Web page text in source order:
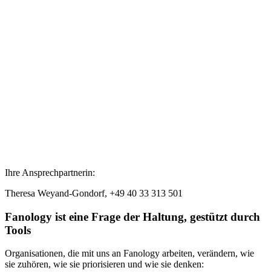
Ihre Ansprechpartnerin:
Theresa Weyand-Gondorf, +49 40 33 313 501
Fanology ist eine Frage der Haltung, gestützt durch
Tools
Organisationen, die mit uns an Fanology arbeiten, verändern, wie
sie zuhören, wie sie priorisieren und wie sie denken: